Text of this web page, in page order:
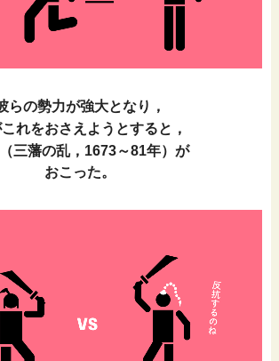
らの勢力が強大となり，
れをおさえようとすると，
三藩の乱，1673～81年）が
おこった。